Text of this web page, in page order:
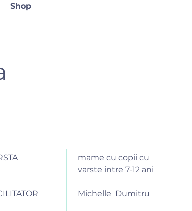
Shop
mame cu copii cu
varste intre 7-12 ani
Michelle Dumitru